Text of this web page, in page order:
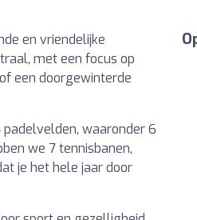
en vriendelijke
met een focus op
een doorgewinterde
waaronder 6
we 7 tennisbanen,
je het hele jaar door